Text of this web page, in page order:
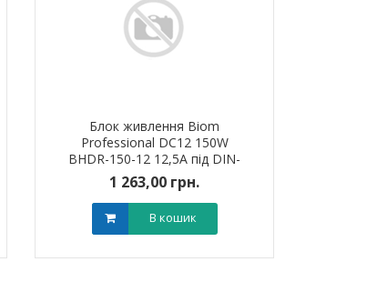
Блок живлення Biom
Professional DC12 150W
BHDR-150-12 12,5A під DIN-
рейку
1 263,00 грн.
В кошик